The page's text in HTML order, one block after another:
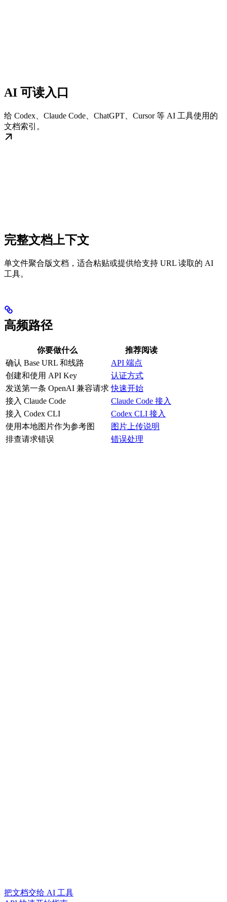
AI 可读入口
给 Codex、Claude Code、ChatGPT、Cursor 等 AI 工具使用的
文档索引。
完整文档上下文
单文件聚合版文档，适合粘贴或提供给支持 URL 读取的 AI
工具。
高频路径
你要做什么
推荐阅读
确认 Base URL 和线路
API 端点
创建和使用 API Key
认证方式
发送第一条 OpenAI 兼容请求 快速开始
接入 Claude Code
Claude Code 接入
接入 Codex CLI
Codex CLI 接入
使用本地图片作为参考图
图片上传说明
排查请求错误
错误处理
把文档交给 AI 工具